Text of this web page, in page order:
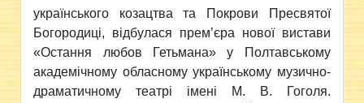
українського козацтва та Покрови Пресвятої
Богородиці, відбулася прем’єра нової вистави
«Остання любов Гетьмана» у Полтавському
академічному обласному українському музично-
драматичному театрі імені М. В. Гоголя.